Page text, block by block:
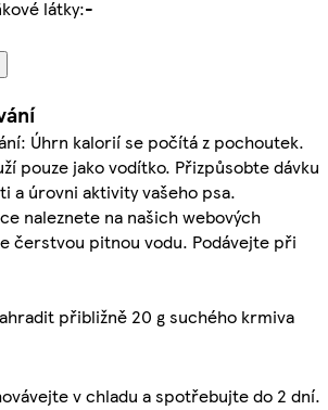
látky:-
Úhrn kalorií se počítá z pochoutek.
pouze jako vodítko. Přizpůsobte dávku
a úrovni aktivity vašeho psa.
naleznete na našich webových
čerstvou pitnou vodu. Podávejte při
přibližně 20 g suchého krmiva
v chladu a spotřebujte do 2 dní.